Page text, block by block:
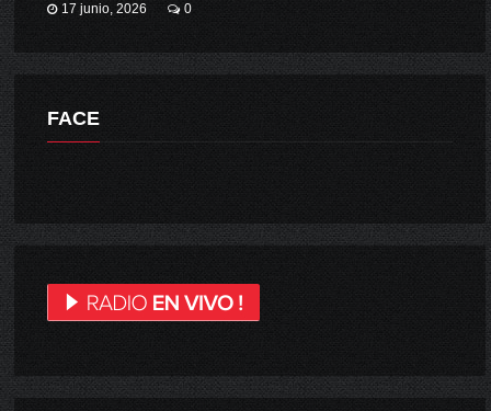
17 junio, 2026 0
FACE